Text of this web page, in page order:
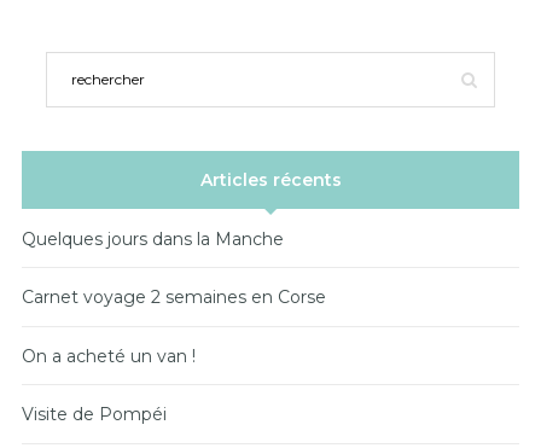
Articles récents
Quelques jours dans la Manche
Carnet voyage 2 semaines en Corse
On a acheté un van !
Visite de Pompéi